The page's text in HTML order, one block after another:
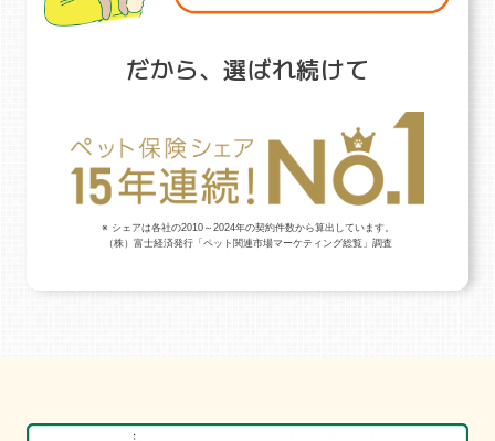
だから、選ばれ続けて
※ シェアは各社の2010～2024年の契約件数から算出しています。
（株）富士経済発行「ペット関連市場マーケティング総覧」調査